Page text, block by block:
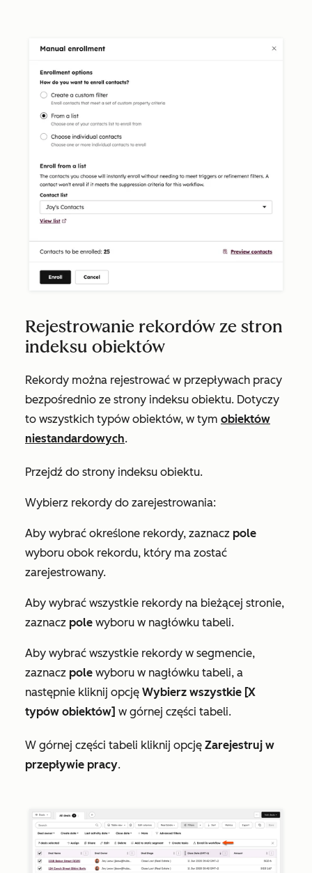
Rejestrowanie rekordów ze stron
indeksu obiektów
Rekordy można rejestrować w przepływach pracy
bezpośrednio ze strony indeksu obiektu. Dotyczy
to wszystkich typów obiektów, w tym obiektów
niestandardowych.
Przejdź do strony indeksu obiektu.
Wybierz rekordy do zarejestrowania:
Aby wybrać określone rekordy, zaznacz pole
wyboru obok rekordu, który ma zostać
zarejestrowany.
Aby wybrać wszystkie rekordy na bieżącej stronie,
zaznacz pole wyboru w nagłówku tabeli.
Aby wybrać wszystkie rekordy w segmencie,
zaznacz pole wyboru w nagłówku tabeli, a
następnie kliknij opcję Wybierz wszystkie [X
typów obiektów] w górnej części tabeli.
W górnej części tabeli kliknij opcję Zarejestruj w
przepływie pracy.